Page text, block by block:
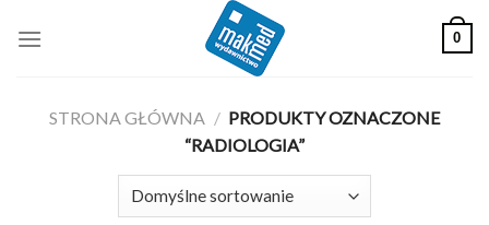
0
STRONA GŁÓWNA / PRODUKTY OZNACZONE
“RADIOLOGIA”